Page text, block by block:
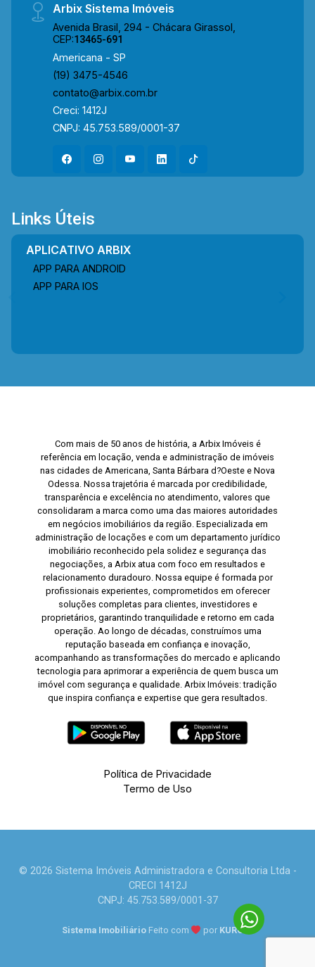
Arbix Sistema Imóveis
Avenida Brasil, 294 - Chácara Girassol,
CEP:13465-691
Americana - SP
(19) 3475-4546
contato@arbix.com.br
Creci: 1412J
CNPJ: 45.753.589/0001-37
Links Úteis
APLICATIVO ARBIX
APP PARA ANDROID
APP PARA IOS
Com mais de 50 anos de história, a Arbix Imóveis é
referência em locação, venda e administração de imóveis
nas cidades de Americana, Santa Bárbara d?Oeste e Nova
Odessa. Nossa trajetória é marcada por credibilidade,
transparência e excelência no atendimento, valores que
consolidaram a marca como uma das maiores autoridades
em negócios imobiliários da região. Especializada em
administração de locações e com um departamento jurídico
imobiliário reconhecido pela solidez e segurança das
negociações, a Arbix atua com foco em resultados e
relacionamento duradouro. Nossa equipe é formada por
profissionais experientes, comprometidos em oferecer
soluções completas para clientes, investidores e
proprietários, garantindo tranquilidade e retorno em cada
operação. Ao longo de décadas, construímos uma
reputação baseada em confiança e inovação,
acompanhando as transformações do mercado e aplicando
tecnologia para aprimorar a experiência de quem busca um
imóvel com segurança e qualidade. Arbix Imóveis: tradição
que inspira confiança e expertise que gera resultados.
Política de Privacidade
Termo de Uso
© 2026 Sistema Imóveis Administradora e Consultoria Ltda -
CRECI 1412J
CNPJ: 45.753.589/0001-37
Sistema Imobiliário Feito com por KUROLE